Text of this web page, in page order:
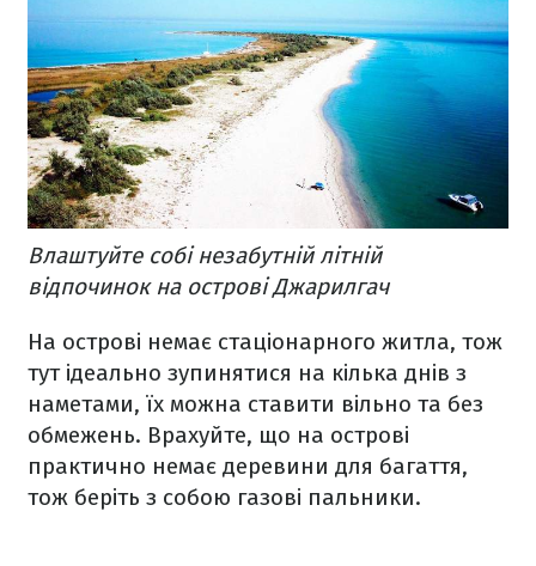
Влаштуйте собі незабутній літній
відпочинок на острові Джарилгач
На острові немає стаціонарного житла, тож
тут ідеально зупинятися на кілька днів з
наметами, їх можна ставити вільно та без
обмежень. Врахуйте, що на острові
практично немає деревини для багаття,
тож беріть з собою газові пальники.